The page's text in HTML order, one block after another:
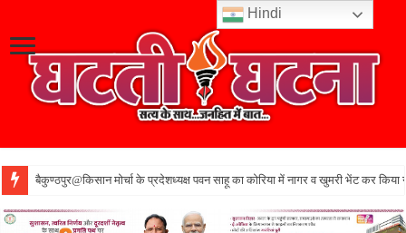
बैकुण्ठपुर@किसान मोर्चा के प्रदेशध्यक्ष पवन साहू का कोरिया में नागर व खुमरी भेंट कर किया
Hindi